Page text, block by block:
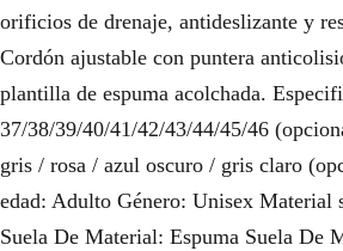
orificios de drenaje, antideslizante y
Cordón ajustable con puntera
plantilla de espuma acolchada.
37/38/39/40/41/42/43/44/45/46
gris / rosa / azul oscuro / gris claro
edad: Adulto Género: Unisex Material
Suela De Material: Espuma Suela De